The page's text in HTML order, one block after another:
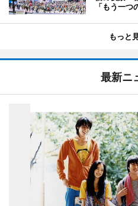
「もう一つ
もっと
最新ニ